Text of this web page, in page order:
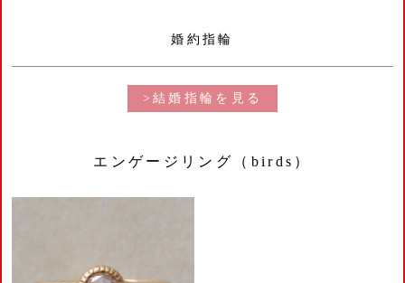
婚約指輪
>結婚指輪を見る
エンゲージリング（birds）